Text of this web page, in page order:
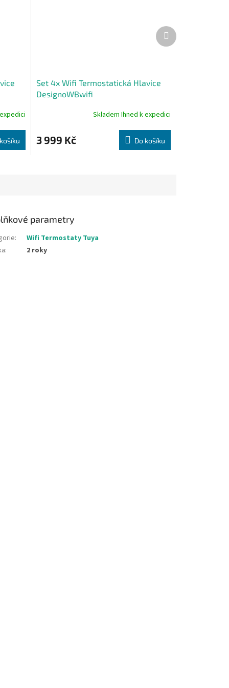
Set 4x Wifi Termostatická Hlavice
DesignoWBwifi
produktu
je
Skladem Ihned k expedici
3 999 Kč Do košíku
Další
produkt
parametry
:
Wifi Termostaty Tuya
: 2 roky